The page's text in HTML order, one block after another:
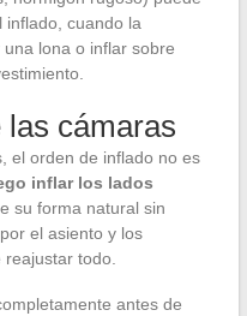
inflado, cuando la
lona o inflar sobre
las cámaras
el orden de inflado no es
inflar los lados
su forma natural sin
el asiento y los
reajustar todo.
antes de